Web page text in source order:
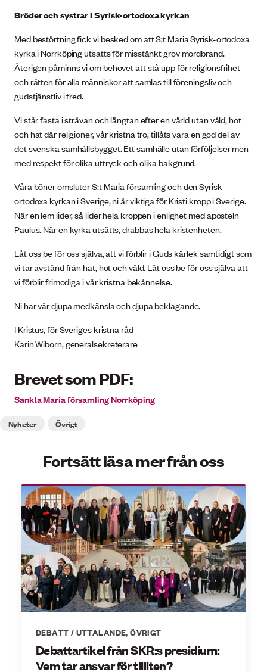
Bröder och systrar i Syrisk-ortodoxa kyrkan
Med bestörtning fick vi besked om att S:t Maria Syrisk-ortodoxa
kyrka i Norrköping utsatts för misstänkt grov mordbrand.
Återigen påminns vi om behovet att stå upp för religionsfrihet
och rätten för alla människor att samlas till föreningsliv och
gudstjänstliv i fred.
Vi står fasta i strävan och längtan efter en värld utan våld, hot
och hat där religioner, vår kristna tro, tillåts vara en god del av
det svenska samhällsbygget. Ett samhälle utan förföljelser men
med respekt för olika uttryck och olika bakgrund.
Våra böner omsluter S:t Maria församling och den Syrisk-
ortodoxa kyrkan i Sverige, ni är viktiga för Kristi kropp i Sverige.
När en lem lider, så lider hela kroppen i enlighet med aposteln
Paulus. När en kyrka utsätts, drabbas hela kristenheten.
Låt oss be för oss själva, att vi förblir i Guds kärlek samtidigt som
vi tar avstånd från hat, hot och våld. Låt oss be för oss själva att
vi förblir frimodiga i vår kristna bekännelse.
Ni har vår djupa medkänsla och djupa beklagande.
I Kristus, för Sveriges kristna råd
Karin Wiborn, generalsekreterare
Brevet som PDF:
Sankta Maria församling Norrköping
Nyheter Övrigt
Fortsätt läsa mer från oss
DEBATT / UTTALANDE,ÖVRIGT
Debattartikel från SKR:s presidium:
Vem tar ansvar för tilliten?